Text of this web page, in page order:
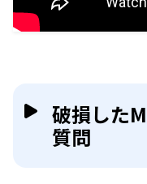
破損した
質問